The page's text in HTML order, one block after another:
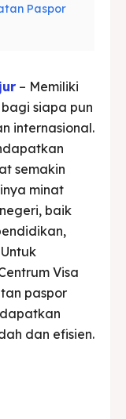
Paspor
– Memiliki
siapa pun
internasional.
semakin
minat
baik
Visa
paspor
dan efisien.